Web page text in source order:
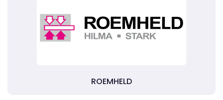
ROEMHELD